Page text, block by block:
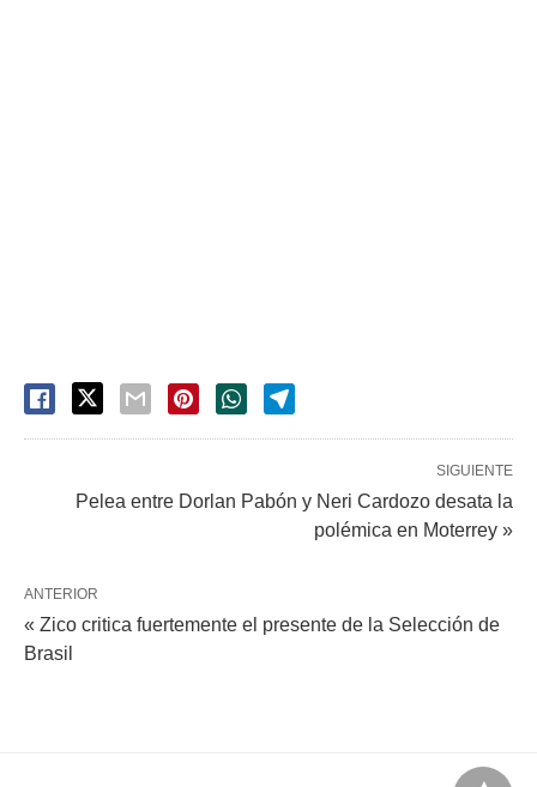
SIGUIENTE
Pelea entre Dorlan Pabón y Neri Cardozo desata la
polémica en Moterrey »
ANTERIOR
« Zico critica fuertemente el presente de la Selección de
Brasil